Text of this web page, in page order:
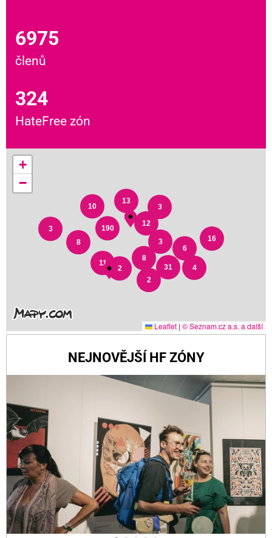
6975
členů
324
HateFree zón
3
2
16
2
6
4
8
31
3
3
13
12
10
8
11
190
+
−
Leaflet | © Seznam.cz a.s. a další
NEJNOVĚJŠÍ HF ZÓNY